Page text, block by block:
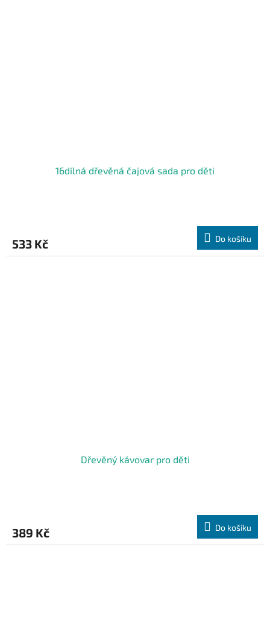
16dílná dřevěná čajová sada pro děti
533 Kč Do košíku
Dřevěný kávovar pro děti
389 Kč Do košíku